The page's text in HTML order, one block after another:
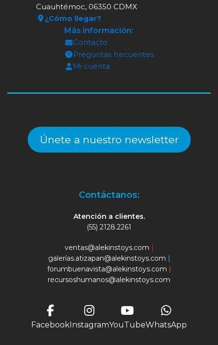
Cuauhtémoc, 06350 CDMX
¿Cómo llegar?
Más información:
Contacto
Preguntas frecuentes
Mi cuenta
Únete a nuestro newsletter
Contáctanos:
Atención a clientes.
(55) 2128.2261
ventas@alekinstoys.com |
galerías.atizapan@alekinstoys.com |
forumbuenavista@alekinstoys.com |
recursoshumanos@alekinstoys.com
FacebookInstagramYouTubeWhatsApp